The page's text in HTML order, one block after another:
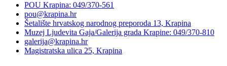
POU Krapina: 049/370-561
pou@krapina.hr
Šetalište hrvatskog narodnog preporoda 13, Krapina
Muzej Ljudevita Gaja/Galerija grada Krapine: 049/370-810
galerija@krapina.hr
Magistratska ulica 25, Krapina